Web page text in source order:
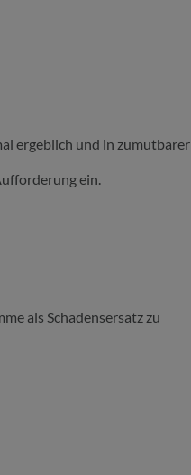
ergeblich und in zumutbarer
ein.
als Schadensersatz zu